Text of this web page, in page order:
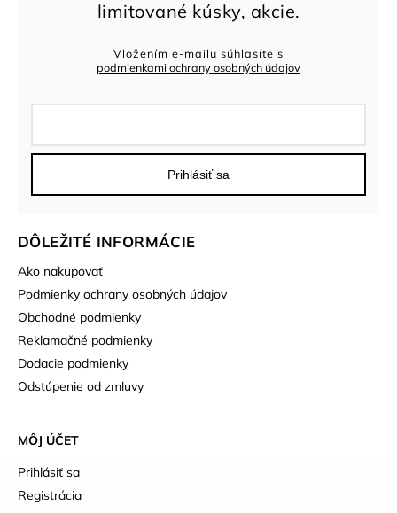
DÔLEŽITÉ INFORMÁCIE
Ako nakupovať
Podmienky ochrany osobných údajov
Obchodné podmienky
Reklamačné podmienky
Dodacie podmienky
Odstúpenie od zmluvy
MÔJ ÚČET
Prihlásiť sa
Registrácia
Vložením e-mailu súhlasíte s
podmienkami ochrany osobných údajov
Prihlásiť sa